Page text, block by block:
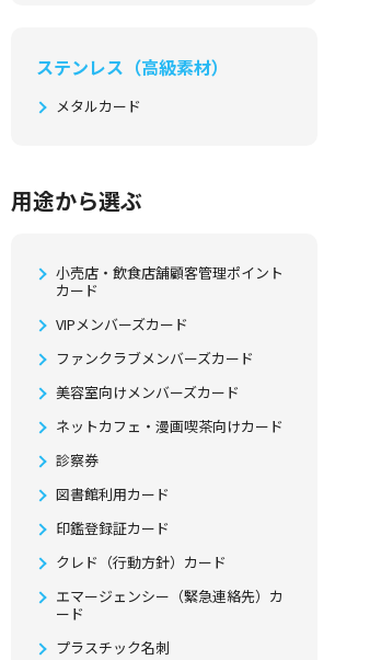
ステンレス（高級素材）
メタルカード
⽤途から選ぶ
小売店・飲食店舗顧客管理ポイント
カード
VIPメンバーズカード
ファンクラブメンバーズカード
美容室向けメンバーズカード
ネットカフェ・漫画喫茶向けカード
診察券
図書館利用カード
印鑑登録証カード
クレド（行動方針）カード
エマージェンシー（緊急連絡先）カ
ード
プラスチック名刺